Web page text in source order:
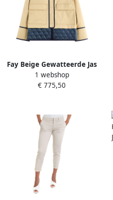
Fay Beige Gewatteerde Jas
met Voorrits Beige Dames
1 webshop
€ 775,50